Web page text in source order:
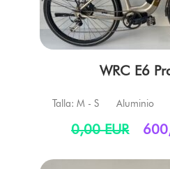
WRC E6
Talla: M - S Aluminio
0,00 EUR